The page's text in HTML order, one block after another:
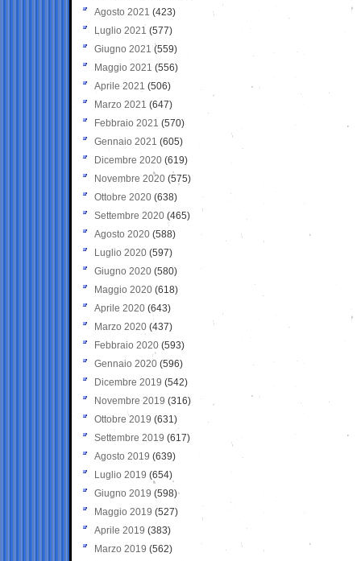
Agosto 2021 (423)
Luglio 2021 (577)
Giugno 2021(559)
Maggio 2021 (556)
Aprile 2021 (506)
Marzo 2021 (647)
Febbraio 2021 (570)
Gennaio 2021 (605)
Dicembre 2020 (619)
Novembre 2020 (575)
Ottobre 2020 (638)
Settembre 2020(465)
Agosto 2020 (588)
Luglio 2020 (597)
Giugno 2020 (580)
Maggio 2020 (618)
Aprile 2020 (643)
Marzo 2020 (437)
Febbraio 2020 (593)
Gennaio 2020 (596)
Dicembre 2019 (542)
Novembre 2019 (316)
Ottobre 2019 (631)
Settembre 2019 (617)
Agosto 2019 (639)
Luglio 2019 (654)
Giugno 2019 (598)
Maggio 2019 (527)
Aprile 2019 (383)
Marzo 2019 (562)